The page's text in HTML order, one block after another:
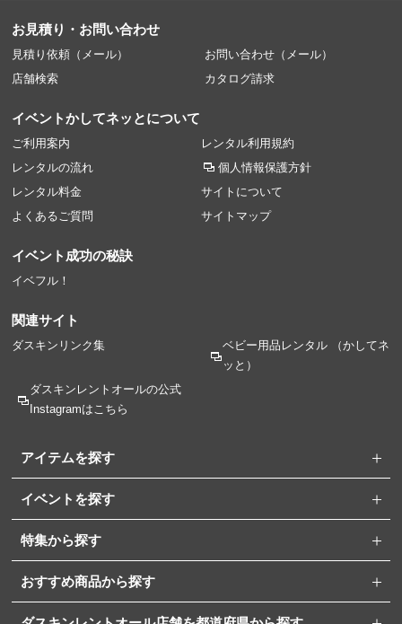
お見積り・お問い合わせ
見積り依頼（メール）
お問い合わせ（メール）
店舗検索
カタログ請求
イベントかしてネッとについて
ご利用案内
レンタルの流れ
レンタル料金
よくあるご質問
レンタル利用規約
個人情報保護方針
サイトについて
サイトマップ
イベント成功の秘訣
イベフル！
関連サイト
ダスキンリンク集 ベビー用品レンタル（かしてネ
ッと）
ダスキンレントオールの公式
Instagramはこちら
アイテムを探す
イベントを探す
特集から探す
おすすめ商品から探す